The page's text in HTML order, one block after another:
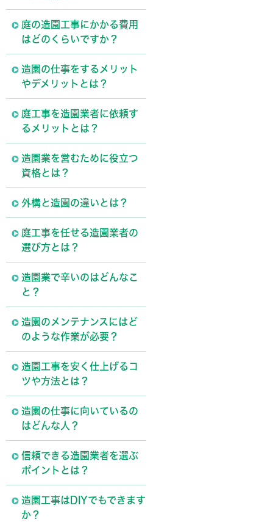
庭の造園工事にかかる費用
はどのくらいですか？
造園の仕事をするメリット
やデメリットとは？
庭工事を造園業者に依頼す
るメリットとは？
造園業を営むために役立つ
資格とは？
外構と造園の違いとは？
庭工事を任せる造園業者の
選び方とは？
造園業で辛いのはどんなこ
と？
造園のメンテナンスにはど
のような作業が必要？
造園工事を安く仕上げるコ
ツや方法とは？
造園の仕事に向いているの
はどんな人？
信頼できる造園業者を選ぶ
ポイントとは？
造園工事はDIYでもできます
か？